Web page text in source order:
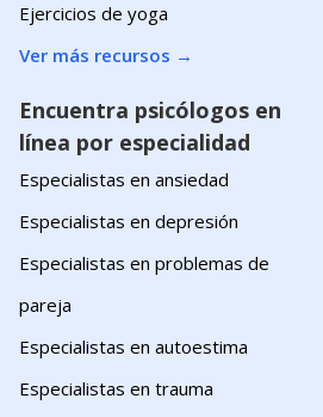
Ejercicios de yoga
Ver más recursos →
Encuentra psicólogos en
línea por especialidad
Especialistas en ansiedad
Especialistas en depresión
Especialistas en problemas de
pareja
Especialistas en autoestima
Especialistas en trauma